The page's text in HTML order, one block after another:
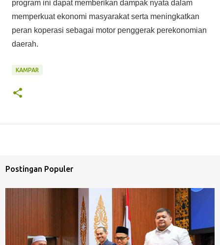
program ini dapat memberikan dampak nyata dalam
memperkuat ekonomi masyarakat serta meningkatkan
peran koperasi sebagai motor penggerak perekonomian
daerah.
KAMPAR
Postingan Populer